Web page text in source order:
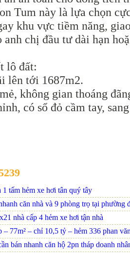
Tum này là lựa chọn
khu vực tiềm năng,
chị đầu tư dài hạn
lô đất:
lên tới 1687m2.
không gian thoáng
có sổ đỏ cầm tay,
1 tấm hẻm xe hơi tân quý tây
căn nhà và 9 phòng trọ tại phường
nhà cấp 4 hẻm xe hơi tận nhà
– 77m² – chỉ 10,5 tỷ – hẻm 336 phan
bán nhanh căn hộ 2pn tháp doanh